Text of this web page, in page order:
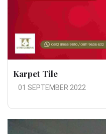
Karpet Tile
01 SEPTEMBER 2022